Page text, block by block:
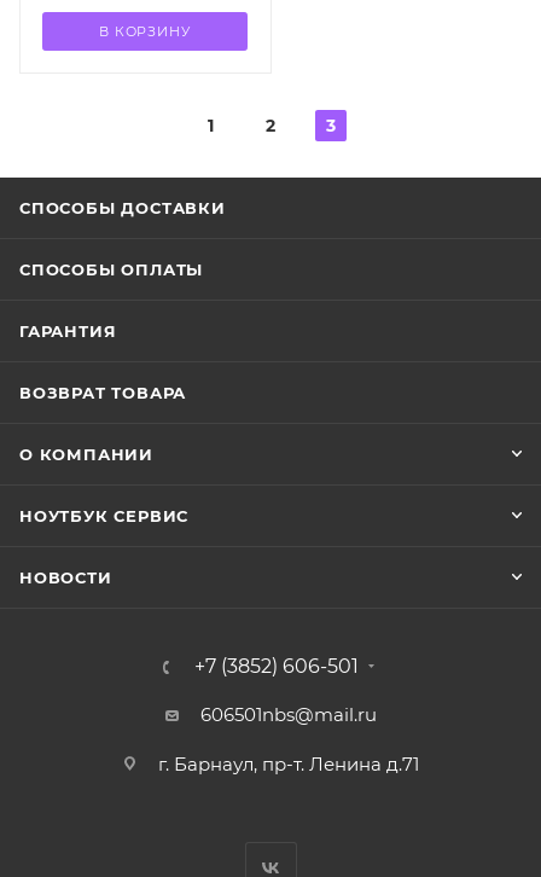
В КОРЗИНУ
1 2 3
СПОСОБЫ ДОСТАВКИ
СПОСОБЫ ОПЛАТЫ
ГАРАНТИЯ
ВОЗВРАТ ТОВАРА
О КОМПАНИИ
НОУТБУК СЕРВИС
НОВОСТИ
+7 (3852) 606-501
606501nbs@mail.ru
г. Барнаул, пр-т. Ленина д.71